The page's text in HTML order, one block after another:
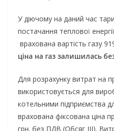
У діючому на даний час
постачання теплової
врахована вартість газу
ціна на газ залишилась
Для розрахунку витрат на
використовується для
котельними підприємства
врахована фіксована ціна
грн. без ПДВ (Обсяг ІІІ).